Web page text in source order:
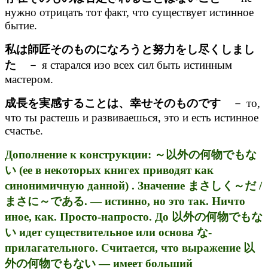
нужно отрицать тот факт, что существует истинное
бытие.
私は師匠そのものになろうと努力をし尽くしまし
た
－ я старался изо всех сил быть истинным
мастером.
成長を実感することは、幸せそのものです － то,
что ты растешь и развиваешься, это и есть истинное
счастье.
Дополнение к конструкции: ～以外の何物でもな
い (ее в некоторых книгех приводят как
синонимичную данной) . Значение まさしく～だ /
まさに～である. — истинно, но это так. Ничто
иное, как. Просто-напросто. До 以外の何物でもな
い идет существительное или основа な-
прилагательного. Считается, что выражение 以
外の何物でもない — имеет больший